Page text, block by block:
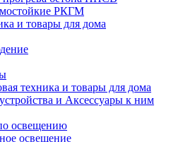
РКГМ
и товары для дома
техника и товары для дома
и Аксессуары к ним
освещению
освещение